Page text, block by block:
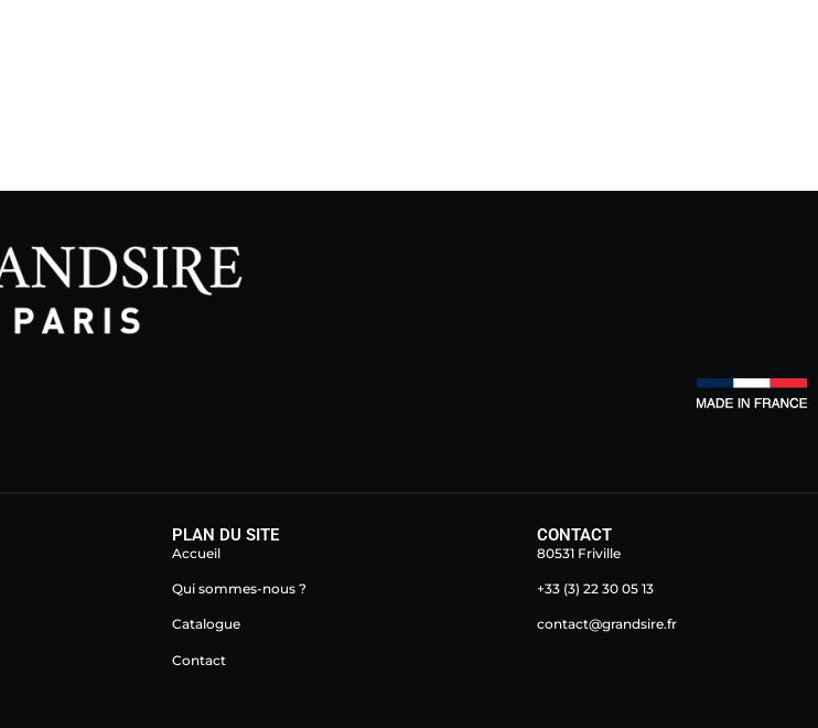
PLAN DU SITE
Accueil
Qui sommes-nous ?
Catalogue
Contact
CONTACT
80531 Friville
+33 (3) 22 30 05 13
contact@grandsire.fr